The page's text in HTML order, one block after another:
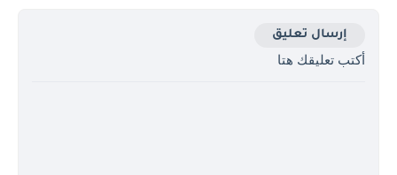
إرسال تعليق
أكتب تعليقك هتا